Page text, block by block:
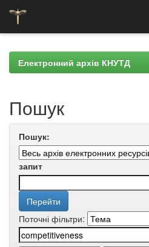
navigationЕлектронний архів КНУТД
Пошук
Пошук:
запит
Поточні фільтри: